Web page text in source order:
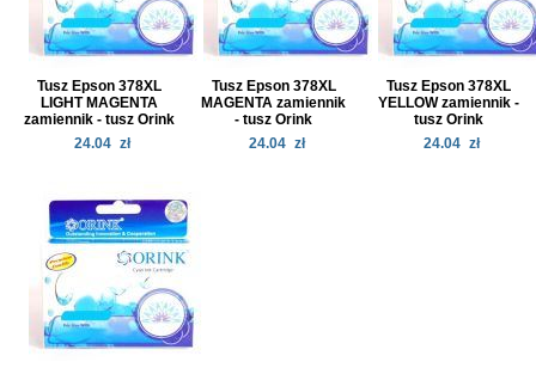
Tusz Epson 378XL
LIGHT MAGENTA
zamiennik - tusz Orink
24.04 zł
Tusz Epson 378XL
MAGENTA zamiennik
- tusz Orink
24.04 zł
Tusz Epson 378XL
YELLOW zamiennik -
tusz Orink
24.04 zł